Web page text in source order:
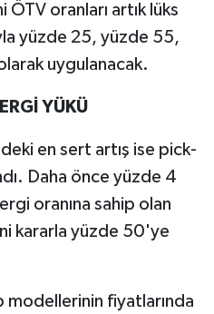
oranları artık lüks
yüzde 25, yüzde 55,
uygulanacak.
YÜKÜ
en sert artış ise pick-
Daha önce yüzde 4
oranına sahip olan
kararla yüzde 50'ye
modellerinin fiyatlarında